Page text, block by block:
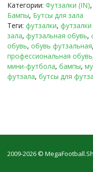
Категории: Футзалки (IN),
Бампы, Бутсы для зала
Теги: футзалки,
зала, футзальная обувь,
обувь, обувь футзальная,
профессиональная обувь
мини-футбола, бампы,
футзала, бутсы для
2009-2026 ©